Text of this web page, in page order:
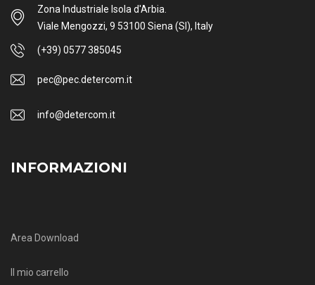
Zona Industriale Isola d'Arbia.
Viale Mengozzi, 9 53100 Siena (SI), Italy
(+39) 0577 385045
pec@pec.detercom.it
info@detercom.it
INFORMAZIONI
Area Download
Il mio carrello